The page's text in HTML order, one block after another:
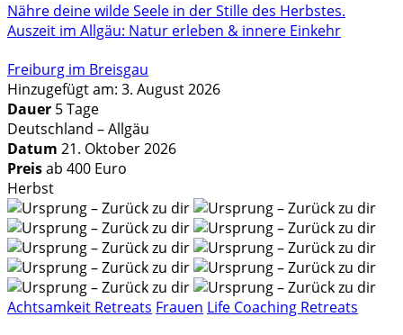
Nähre deine wilde Seele in der Stille des Herbstes.
Auszeit im Allgäu: Natur erleben & innere Einkehr
Freiburg im Breisgau
Hinzugefügt am: 3. August 2026
Dauer 5 Tage
Deutschland – Allgäu
Datum 21. Oktober 2026
Preisab 400 Euro
Herbst
Achtsamkeit Retreats Frauen Life Coaching Retreats